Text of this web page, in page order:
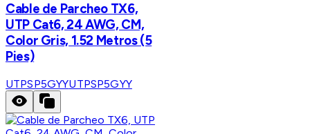
Cable de Parcheo TX6,
UTP Cat6, 24 AWG, CM,
Color Gris, 1.52 Metros (5
Pies)
UTPSP5GYYUTPSP5GYY